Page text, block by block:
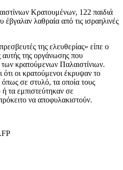
Κρατουμένων, 122 παιδιά
λαθραία από τις ισραηλινές
της ελευθερίας» είπε ο
της οργάνωσης που
των κρατούμενων Παλαιστίνιων.
ότι οι κρατούμενοι έκρυψαν το
σε στυλό, τα οποία τους
τα εμπιστεύτηκαν σε
να αποφυλακιστούν.